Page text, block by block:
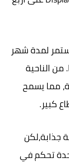
لمدة شهر
الناحية
مما يسمح
كبير.
جذابة،لكن
تحكم في